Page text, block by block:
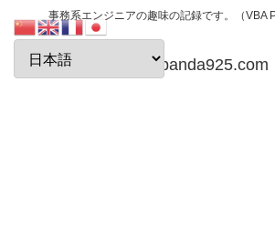
事務系エンジニアの趣味の記録です。（VBA
papanda925.com